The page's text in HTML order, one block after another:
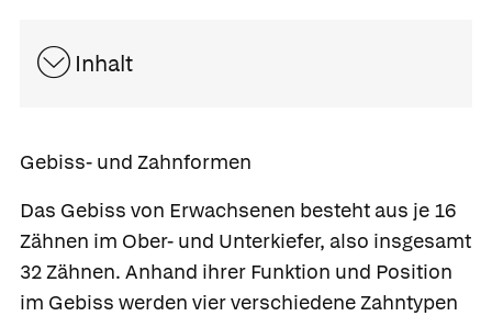
Inhalt
Gebiss- und Zahnformen
Das Gebiss von Erwachsenen besteht aus je 16
Zähnen im Ober- und Unterkiefer, also insgesamt
32 Zähnen. Anhand ihrer Funktion und Position
im Gebiss werden vier verschiedene Zahntypen